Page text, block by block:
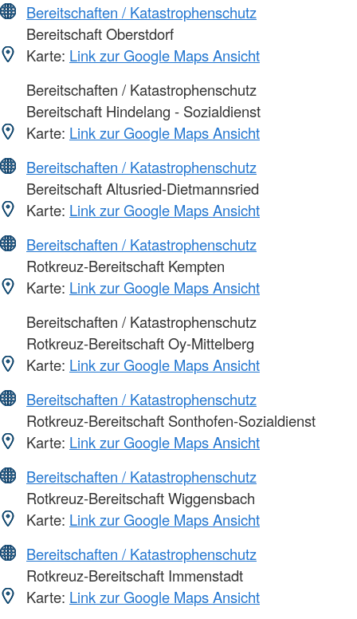
Bereitschaften / Katastrophenschutz
Bereitschaft Oberstdorf
Karte: Link zur Google Maps Ansicht
Bereitschaften / Katastrophenschutz
Bereitschaft Hindelang - Sozialdienst
Karte: Link zur Google Maps Ansicht
Bereitschaften / Katastrophenschutz
Bereitschaft Altusried-Dietmannsried
Karte: Link zur Google Maps Ansicht
Bereitschaften / Katastrophenschutz
Rotkreuz-Bereitschaft Kempten
Karte: Link zur Google Maps Ansicht
Bereitschaften / Katastrophenschutz
Rotkreuz-Bereitschaft Oy-Mittelberg
Karte: Link zur Google Maps Ansicht
Bereitschaften / Katastrophenschutz
Rotkreuz-Bereitschaft Sonthofen-Sozialdienst
Karte: Link zur Google Maps Ansicht
Bereitschaften / Katastrophenschutz
Rotkreuz-Bereitschaft Wiggensbach
Karte: Link zur Google Maps Ansicht
Bereitschaften / Katastrophenschutz
Rotkreuz-Bereitschaft Immenstadt
Karte: Link zur Google Maps Ansicht